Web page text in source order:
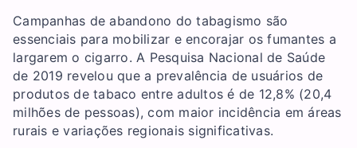
Campanhas de abandono do tabagismo são
essenciais para mobilizar e encorajar os fumantes a
largarem o cigarro. A Pesquisa Nacional de Saúde
de 2019 revelou que a prevalência de usuários de
produtos de tabaco entre adultos é de 12,8% (20,4
milhões de pessoas), com maior incidência em áreas
rurais e variações regionais significativas.